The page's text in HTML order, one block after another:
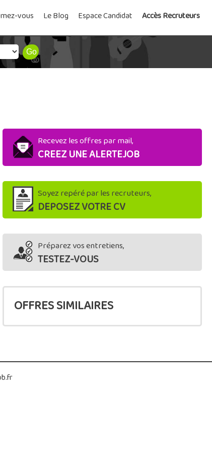
vous Le Blog Espace Candidat Accès Recruteurs
Recevez les offres par mail,
CREEZ UNE ALERTEJOB
Soyez repéré par les recruteurs,
DEPOSEZ VOTRE CV
Préparez vos entretiens,
TESTEZ-VOUS
OFFRES SIMILAIRES